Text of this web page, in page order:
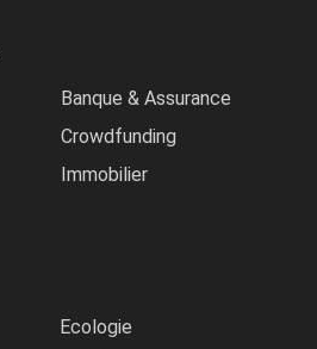
Banque & Assurance
Crowdfunding
Immobilier
Ecologie